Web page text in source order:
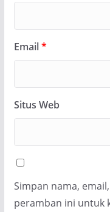
Email*
Situs Web
Simpan nama,
peramban ini untuk